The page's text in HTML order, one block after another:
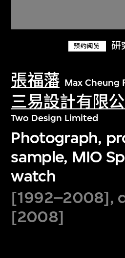
预约阅览 研
張福藩 Max Cheung
三易設計有限
Two Design Limited
Photograph,
sample, MIO
watch
[1992–2008],
[2008]
关于M+藏品
探索世界顶级的二十及
文化藏品。